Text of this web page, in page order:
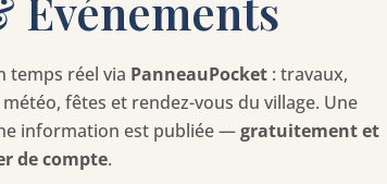
temps réel via PanneauPocket : travaux,
fêtes et rendez-vous du village. Une
information est publiée —gratuitement et
de compte.